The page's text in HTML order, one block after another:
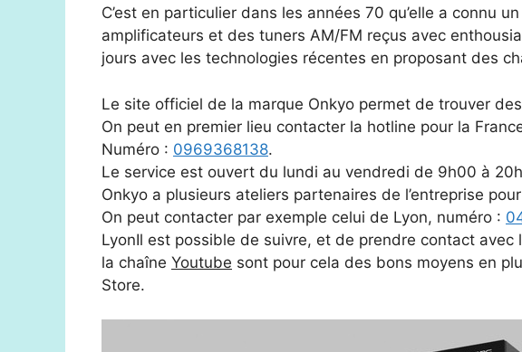
C’est en particulier dans les années 70 qu’elle a connu
amplificateurs et des tuners AM/FM reçus avec
jours avec les technologies récentes en proposant des
Le site officiel de la marque Onkyo permet de trouver
On peut en premier lieu contacter la hotline pour la
Numéro : 0969368138.
Le service est ouvert du lundi au vendredi de 9h00 à
Onkyo a plusieurs ateliers partenaires de l’entreprise
On peut contacter par exemple celui de Lyon, numéro :
LyonIl est possible de suivre, et de prendre contact
la chaîne Youtube sont pour cela des bons moyens en
Store.